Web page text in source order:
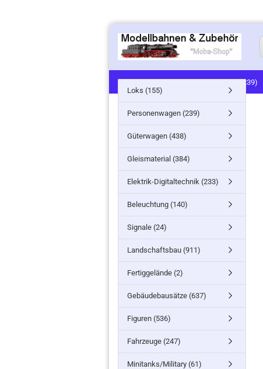
LOKS (155) PERSONENWAGEN (239)
Loks (155)
Personenwagen (239)
Güterwagen (438)
Gleismaterial (384)
Elektrik-Digitaltechnik (233)
Beleuchtung (140)
Signale (24)
Landschaftsbau (911)
Fertiggelände (2)
Gebäudebausätze (637)
Figuren (536)
Fahrzeuge (247)
Minitanks/Military (61)